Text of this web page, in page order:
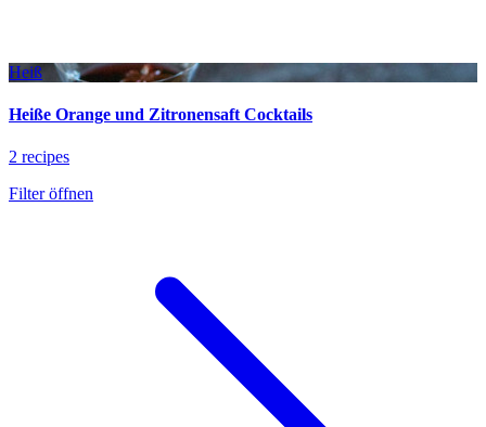
Heiß
Heiße Orange und Zitronensaft Cocktails
2 recipes
Filter öffnen